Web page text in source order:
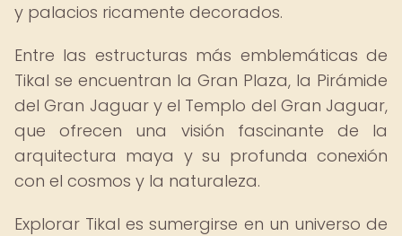
y palacios ricamente decorados.
Entre las estructuras más emblemáticas de
Tikal se encuentran la Gran Plaza, la Pirámide
del Gran Jaguar y el Templo del Gran Jaguar,
que ofrecen una visión fascinante de la
arquitectura maya y su profunda conexión
con el cosmos y la naturaleza.
Explorar Tikal es sumergirse en un universo de